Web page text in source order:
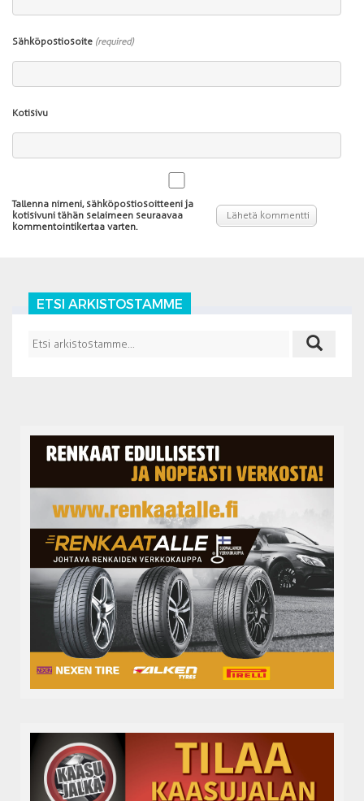
Sähköpostiosoite (required)
Kotisivu
Tallenna nimeni, sähköpostiosoitteeni ja
kotisivuni tähän selaimeen seuraavaa
kommentointikertaa varten.
ETSI ARKISTOSTAMME